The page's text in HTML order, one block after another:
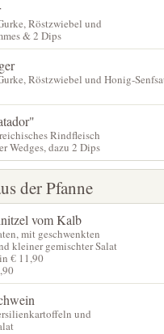
Röstzwiebel und
& 2 Dips
Röstzwiebel und Honig-
Rindfleisch
Wedges, dazu 2 Dips
der Pfanne
vom Kalb
mit geschwenkten
kleiner gemischter Salat
€ 11,90
und